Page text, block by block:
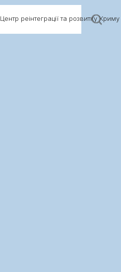
Центр реінтеграції та розвитку Криму